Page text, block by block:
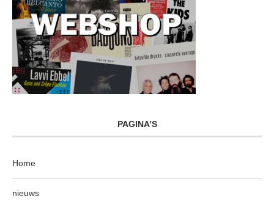
PAGINA’S
Home
nieuws